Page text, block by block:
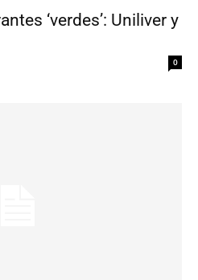
‘verdes’: Uniliver y
0